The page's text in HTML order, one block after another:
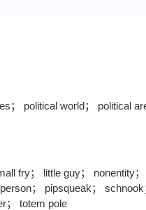
； political world； political
fry； little guy； nonentity；
； pipsqueak； schnook
； totem pole